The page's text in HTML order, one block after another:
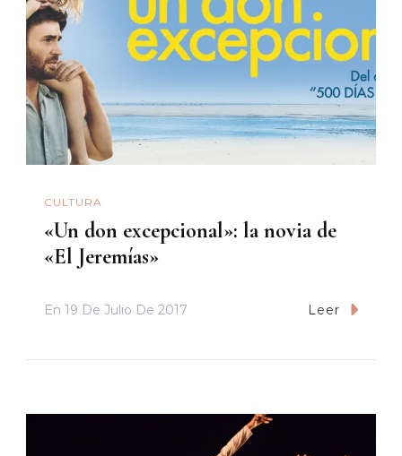
CULTURA
«Un don excepcional»: la novia de
«El Jeremías»
En 19 De Julio De 2017 Leer